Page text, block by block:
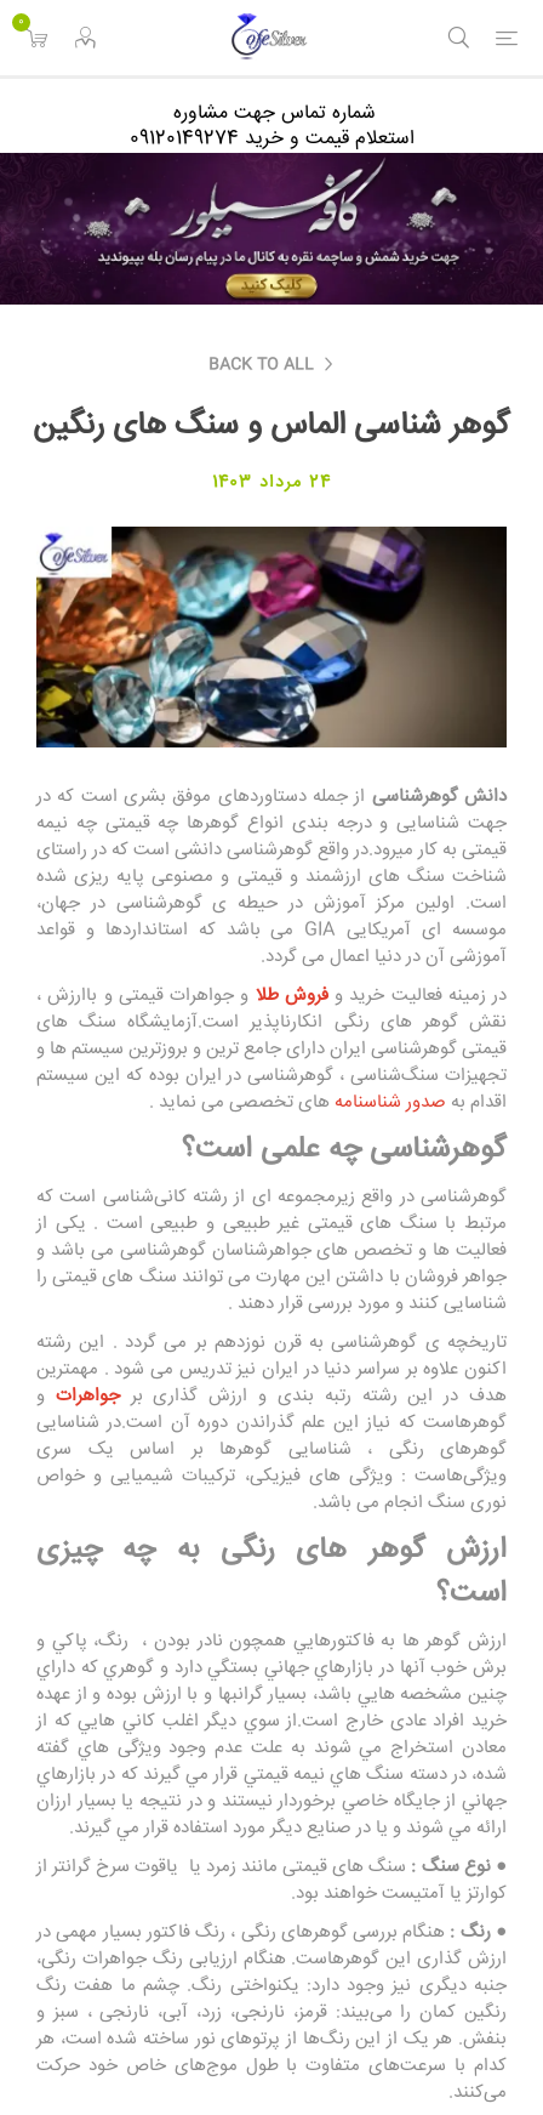
0
شماره تماس جهت مشاوره
استعلام قیمت و خرید 09120149274
BACK TO ALL
گوهر شناسی الماس و سنگ های رنگین
24 مرداد 1403
دانش گوهرشناسی از جمله دستاوردهای موفق بشری است که در
جهت شناسایی و درجه بندی انواع گوهرها چه قیمتی چه نیمه
قیمتی به کار میرود.در واقع گوهرشناسی دانشی است که در راستای
شناخت سنگ های ارزشمند و قیمتی و مصنوعی پایه ریزی شده
است. اولین مرکز آموزش در حیطه ی گوهرشناسی در جهان،
موسسه ای آمریکایی GIA می باشد که استانداردها و قواعد
آموزشی آن در دنیا اعمال می گردد.
در زمینه فعالیت خرید وفروش طلا و جواهرات قیمتی و باارزش ،
نقش گوهر های رنگی انکارناپذیر است.آزمایشگاه سنگ های
قیمتی گوهرشناسی ایران دارای جامع ترین و بروزترین سیستم ها و
تجهیزات ‌‌‌‌سنگ‌شناسی ، گوهرشناسی در ایران بوده که این سیستم
اقدام به صدور شناسنامه های تخصصی می نماید .
‌‌‌‌گوهرشناسی چه علمی است؟
‌‌‌‌گوهرشناسی در واقع زیرمجموعه ای از رشته ‌‌‌‌کانی‌شناسی است که
مرتبط با سنگ های قیمتی غیر طبیعی و طبیعی است . یکی از
فعالیت ها و تخصص های جواهرشناسان ‌‌‌‌گوهرشناسی می باشد و
جواهر فروشان با داشتن این مهارت می توانند سنگ های قیمتی را
شناسایی کنند و مورد بررسی قرار دهند .
تاریخچه ی گوهرشناسی به قرن نوزدهم بر می گردد . این رشته
اکنون علاوه بر سراسر دنیا در ایران نیز تدریس می شود . مهمترین
هدف در این رشته رتبه بندی و ارزش گذاری برجواهرات و
گوهرهاست که نیاز این علم گذراندن دوره آن است.در شناسایی
گوهرهای رنگی ، شناسایی گوهرها بر اساس یک سری
ویژگی‌هاست : ویژگی های فیزیکی، ترکیبات شیمیایی و خواص
نوری سنگ انجام می باشد.
ارزش گوهر های رنگی به چه چیزی
است؟
ارزش گوهر ها به فاکتورهايي همچون نادر بودن ، رنگ، پاکي و
برش خوب آنها در بازارهاي جهاني بستگي دارد و گوهري که داراي
چنين مشخصه هايي باشد، بسيار گرانبها و با ارزش بوده و از عهده
خريد افراد عادی خارج است.از سوي ديگر اغلب کاني هايي که از
معادن استخراج مي شوند به علت عدم وجود ویژگی هاي گفته
شده، در دسته سنگ هاي نيمه قيمتي قرار مي گيرند که در بازارهاي
جهاني از جايگاه خاصي برخوردار نیستند و در نتيجه يا بسيار ارزان
ارائه مي شوند و يا در صنايع دیگر مورد استفاده قرار مي گيرند.
● نوع سنگ : سنگ های قیمتی مانند زمرد یا یاقوت سرخ گرانتر از
کوارتز یا آمتیست خواهند بود.
● رنگ : هنگام بررسی گوهرهای رنگی ، رنگ فاکتور بسیار مهمی در
ارزش گذاری این گوهرهاست. هنگام ارزیابی رنگ جواهرات رنگی،
جنبه دیگری نیز وجود دارد: یکنواختی رنگ. چشم ما هفت رنگ
رنگین کمان را می‌بیند: قرمز، نارنجی، زرد، آبی، نارنجی ، سبز و
بنفش. هر یک از این رنگ‌ها از پرتوهای نور ساخته شده است، هر
کدام با سرعت‌های متفاوت با طول موج‌های خاص خود حرکت
می‌کنند.